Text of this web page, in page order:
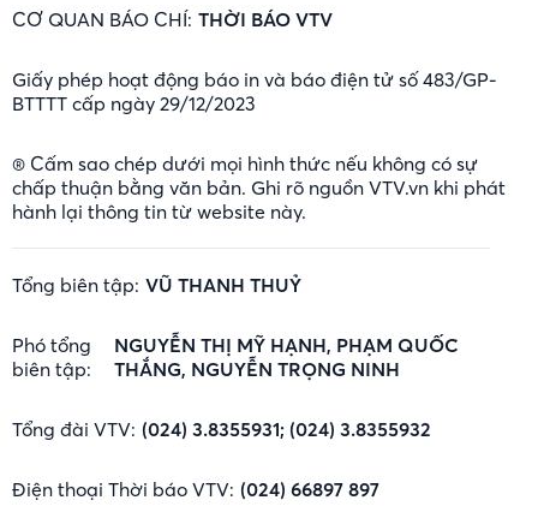
CƠ QUAN BÁO CHÍ: THỜI BÁO VTV
Giấy phép hoạt động báo in và báo điện tử số 483/GP-
BTTTT cấp ngày 29/12/2023
® Cấm sao chép dưới mọi hình thức nếu không có sự
chấp thuận bằng văn bản. Ghi rõ nguồn VTV.vn khi phát
hành lại thông tin từ website này.
Tổng biên tập: VŨ THANH THUỶ
Phó tổng
biên tập:
NGUYỄN THỊ MỸ HẠNH, PHẠM QUỐC
THẮNG, NGUYỄN TRỌNG NINH
Tổng đài VTV: (024) 3.8355931; (024) 3.8355932
Điện thoại Thời báo VTV: (024) 66897 897